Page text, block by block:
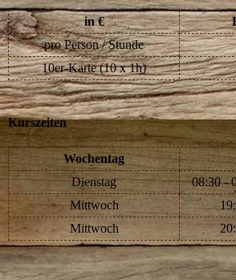
in €
pro Person / Stunde
10er-Karte (10 x 1h)
Kurszeiten
Wochentag
Dienstag
08:30 -
Mittwoch
Mittwoch